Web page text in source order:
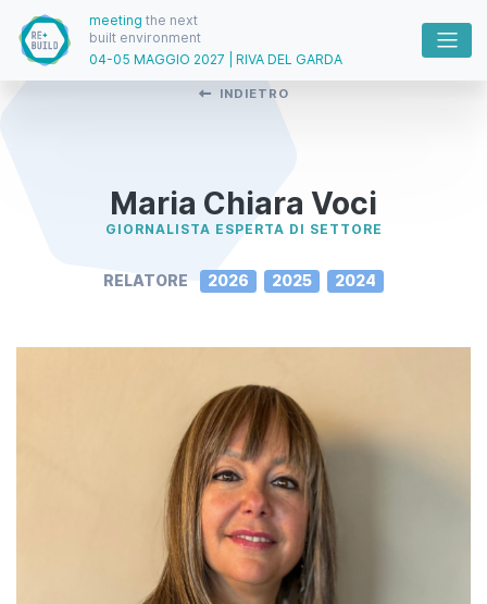
meeting the next
built environment
04-05 MAGGIO 2027 | RIVA DEL GARDA
INDIETRO
Maria Chiara Voci
GIORNALISTA ESPERTA DI SETTORE
RELATORE 2026 2025 2024